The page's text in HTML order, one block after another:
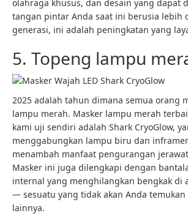
olahraga khusus, dan desain yang dapat
tangan pintar Anda saat ini berusia lebih
generasi, ini adalah peningkatan yang
5. Topeng lampu
2025 adalah tahun dimana semua orang
lampu merah. Masker lampu merah
kami uji sendiri adalah Shark CryoGlow,
menggabungkan lampu biru dan
menambah manfaat pengurangan
Masker ini juga dilengkapi dengan
internal yang menghilangkan bengkak di
— sesuatu yang tidak akan Anda temukan
lainnya.